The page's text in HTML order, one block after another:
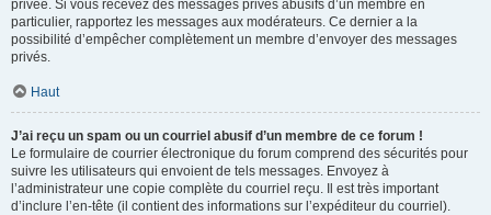
privée. Si vous recevez des messages privés abusifs d’un membre en
particulier, rapportez les messages aux modérateurs. Ce dernier a la
possibilité d’empêcher complètement un membre d’envoyer des messages
privés.
Haut
J’ai reçu un spam ou un courriel abusif d’un membre de ce forum !
Le formulaire de courrier électronique du forum comprend des sécurités pour
suivre les utilisateurs qui envoient de tels messages. Envoyez à
l’administrateur une copie complète du courriel reçu. Il est très important
d’inclure l’en-tête (il contient des informations sur l’expéditeur du courriel).